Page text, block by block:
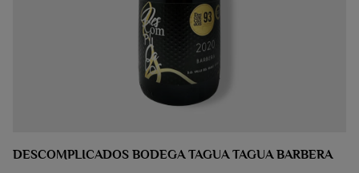
DESCOMPLICADOS BODEGA TAGUA TAGUA BARBERA